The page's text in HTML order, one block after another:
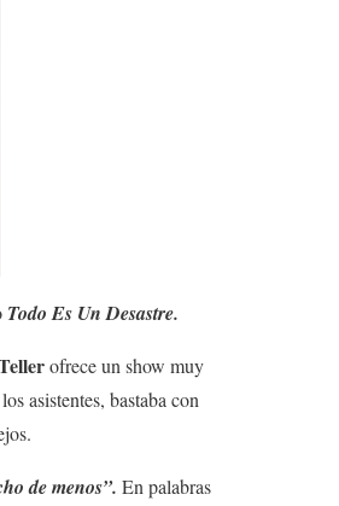
Todo Es Un Desastre.
ofrece un show muy
asistentes, bastaba con
de menos”. En palabras